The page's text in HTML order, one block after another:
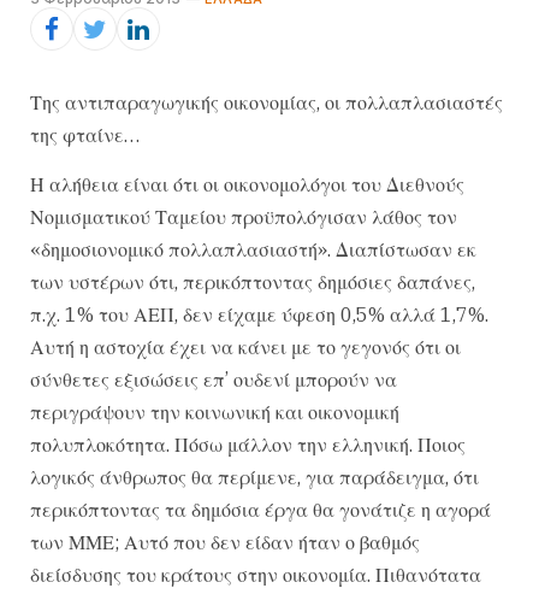
Της αντιπαραγωγικής οικονομίας, οι πολλαπλασιαστές
της φταίνε…
Η αλήθεια είναι ότι οι οικονομολόγοι του Διεθνούς
Νομισματικού Ταμείου προϋπολόγισαν λάθος τον
«δημοσιονομικό πολλαπλασιαστή». Διαπίστωσαν εκ
των υστέρων ότι, περικόπτοντας δημόσιες δαπάνες,
π.χ. 1% του ΑΕΠ, δεν είχαμε ύφεση 0,5% αλλά 1,7%.
Αυτή η αστοχία έχει να κάνει με το γεγονός ότι οι
σύνθετες εξισώσεις επ’ ουδενί μπορούν να
περιγράψουν την κοινωνική και οικονομική
πολυπλοκότητα. Πόσω μάλλον την ελληνική. Ποιος
λογικός άνθρωπος θα περίμενε, για παράδειγμα, ότι
περικόπτοντας τα δημόσια έργα θα γονάτιζε η αγορά
των ΜΜΕ; Αυτό που δεν είδαν ήταν ο βαθμός
διείσδυσης του κράτους στην οικονομία. Πιθανότατα